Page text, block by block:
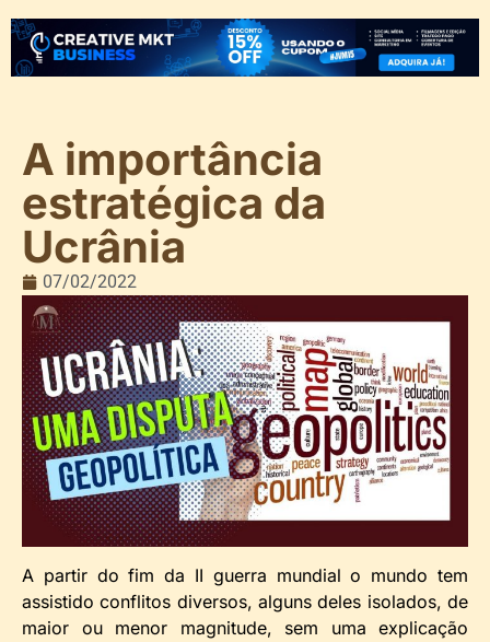
A importância
estratégica da
Ucrânia
07/02/2022
A partir do fim da II guerra mundial o mundo tem
assistido conflitos diversos, alguns deles isolados, de
maior ou menor magnitude, sem uma explicação